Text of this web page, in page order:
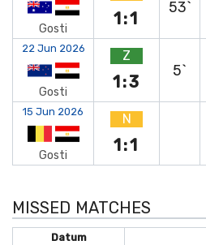
Gosti
1:1
53`
22 Jun 2026
Gosti
Z
1:3
5`
15 Jun 2026
Gosti
N
1:1
MISSED MATCHES
Datum